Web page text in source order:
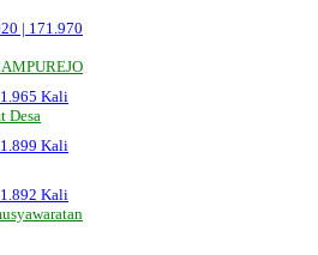
| 171.970
Kali
Desa
Kali
Kali